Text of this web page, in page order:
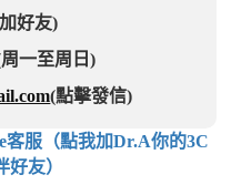
好友)
一至周日)
(點擊發信)
客服（點我加Dr.A你的3C
好友）